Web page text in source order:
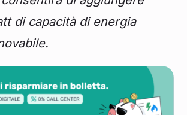
di capacità di energia